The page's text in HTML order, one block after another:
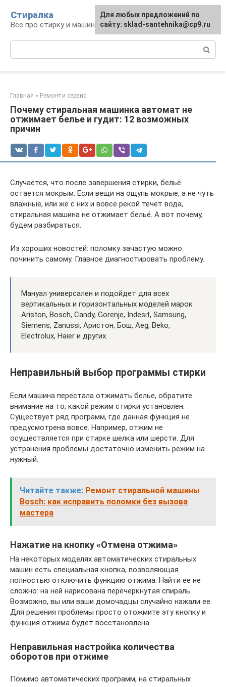
контенту
Стиралка
Всё про стирку и машинки
Главная » Ремонт и сервис
Почему стиральная машинка автомат не
отжимает белье и гудит: 12 возможных
причин
Случается, что после завершения стирки, бельё
остается мокрым. Если вещи на ощупь мокрые, а не чуть
влажные, или же с них и вовсе рекой течет вода,
стиральная машина не отжимает бельё. А вот почему,
будем разбираться.
Из хороших новостей: поломку зачастую можно
починить самому. Главное диагностировать проблему.
Мануал универсален и подойдет для всех
вертикальных и горизонтальных моделей марок
Ariston, Bosch, Candy, Gorenje, Indesit, Samsung,
Siemens, Zanussi, Аристон, Бош, Aeg, Beko,
Electrolux, Haier и других.
Неправильный выбор программы стирки
Если машина перестала отжимать белье, обратите
внимание на то, какой режим стирки установлен.
Существует ряд программ, где данная функция не
предусмотрена вовсе. Например, отжим не
осуществляется при стирке шелка или шерсти. Для
устранения проблемы достаточно изменить режим на
нужный.
Читайте также: Ремонт стиральной машины
Bosch: как исправить поломки без вызова
мастера
Нажатие на кнопку «Отмена отжима»
На некоторых моделях автоматических стиральных
машин есть специальная кнопка, позволяющая
полностью отключить функцию отжима. Найти ее не
сложно: на ней нарисована перечеркнутая спираль.
Возможно, вы или ваши домочадцы случайно нажали ее.
Для решения проблемы просто отожмите эту кнопку и
функция отжима будет восстановлена.
Неправильная настройка количества
оборотов при отжиме
Помимо автоматических программ, на стиральных
Для любых предложений по
сайту: sklad-santehnika@cp9.ru